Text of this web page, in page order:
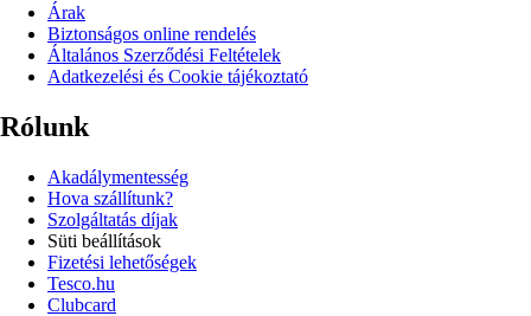
Árak
Biztonságos online rendelés
Általános Szerződési Feltételek
Adatkezelési és Cookie tájékoztató
Rólunk
Akadálymentesség
Hova szállítunk?
Szolgáltatás díjak
Süti beállítások
Fizetési lehetőségek
Tesco.hu
Clubcard